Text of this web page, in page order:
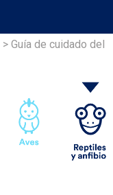
> Guía de cuidado del